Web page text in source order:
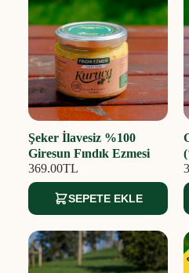
Şeker İlavesiz %100
Giresun Fındık Ezmesi
369.00TL
SEPETE EKLE